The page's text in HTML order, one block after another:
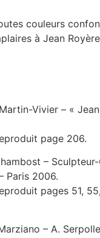
couleurs
à Jean
Vivier – «
page 206.
–
Paris 2006.
pages 51,
– A.